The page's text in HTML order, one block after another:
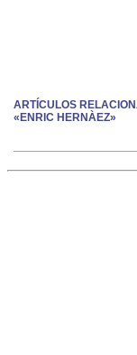
ARTÍCULOS
«ENRIC HERNÀEZ»